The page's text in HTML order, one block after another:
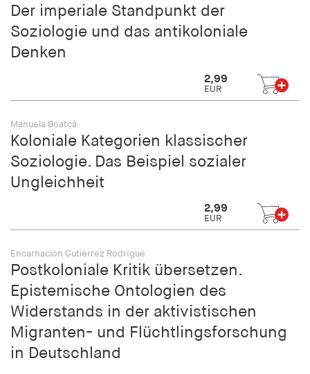
Der imperiale Standpunkt der
Soziologie und das antikoloniale
Denken
2,99
EUR
Manuela Boatcă
Koloniale Kategorien klassischer
Soziologie. Das Beispiel sozialer
Ungleichheit
2,99
EUR
Encarnación Gutiérrez Rodrígue
Postkoloniale Kritik übersetzen.
Epistemische Ontologien des
Widerstands in der aktivistischen
Migranten- und Flüchtlingsforschung
in Deutschland